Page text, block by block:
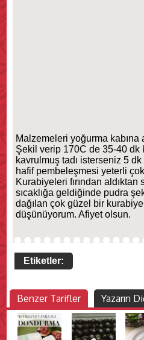
Malzemeleri yoğurma kabına
Şekil verip 170C de 35-40 dk
kavrulmuş tadı isterseniz 5
hafif pembeleşmesi yeterli
Kurabiyeleri fırından
sıcaklığa geldiğinde pudra
dağılan çok güzel bir
düşünüyorum. Afiyet olsun.
Etiketler:
Benzer Tarifler Yazarın